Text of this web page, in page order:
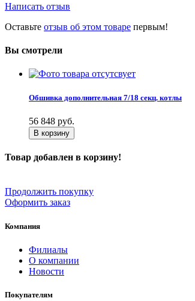
Написать отзыв
Оставьте отзыв об этом товаре первым!
Вы смотрели
Обшивка дополнительная 7/18 секц. котлы
56 848 руб.
В корзину
Товар добавлен в корзину!
Продолжить покупку
Оформить заказ
Компания
Филиалы
О компании
Новости
Покупателям